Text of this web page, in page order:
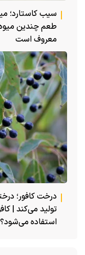
سیب کاستارد؛
طعم چندین میوه
معروف است
درخت کافور؛
تولید می‌کند |
استفاده می‌شود؟